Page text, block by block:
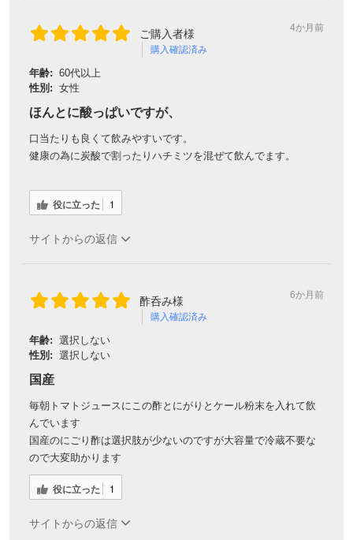
ご購入者様
購入確認済み
4か月前
年齢: 60代以上
性別: 女性
ほんとに酸っぱいですが、
口当たりも良くて飲みやすいです。
健康の為に炭酸で割ったりハチミツを混ぜて飲んでます。
役に立った 1
サイトからの返信
酢呑み様
購入確認済み
6か月前
年齢: 選択しない
性別: 選択しない
国産
毎朝トマトジュースにこの酢とにがりとケール粉末を入れて飲
んでいます
国産のにごり酢は選択肢が少ないのですが大容量で冷蔵不要な
ので大変助かります
役に立った 1
サイトからの返信